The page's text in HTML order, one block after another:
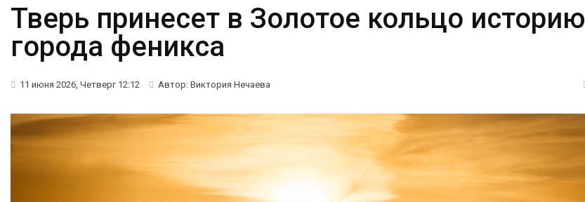
Тверь принесет в Золотое кольцо историю
города феникса
11 июня 2026, Четверг 12:12 Автор: Виктория Нечаева